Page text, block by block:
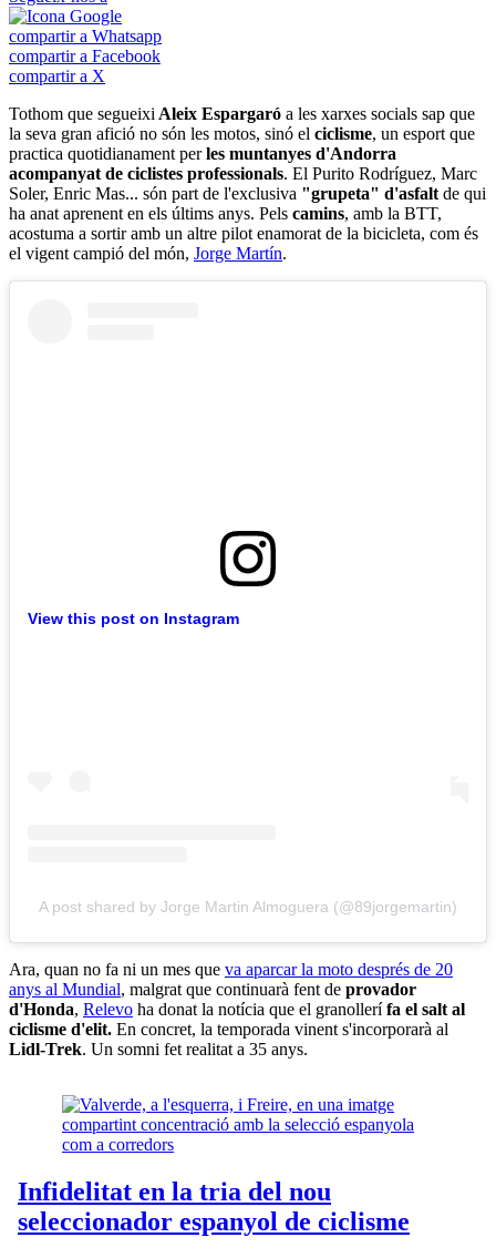
compartir a Whatsapp
compartir a Facebook
compartir a X
Tothom que segueixi Aleix Espargaró a les xarxes socials sap que
la seva gran afició no són les motos, sinó el ciclisme, un esport que
practica quotidianament perles muntanyes d'Andorra
acompanyat de ciclistes professionals. El Purito Rodríguez, Marc
Soler, Enric Mas... són part de l'exclusiva "grupeta" d'asfalt de qui
ha anat aprenent en els últims anys. Pels camins, amb la BTT,
acostuma a sortir amb un altre pilot enamorat de la bicicleta, com és
el vigent campió del món, Jorge Martín.
View this post on Instagram
A post shared by Jorge Martin Almoguera (@89jorgemartin)
Ara, quan no fa ni un mes que va aparcar la moto després de 20
anys al Mundial, malgrat que continuarà fent de provador
d'Honda, Relevo ha donat la notícia que el granollerífa el salt al
ciclisme d'elit. En concret, la temporada vinent s'incorporarà al
Lidl-Trek. Un somni fet realitat a 35 anys.